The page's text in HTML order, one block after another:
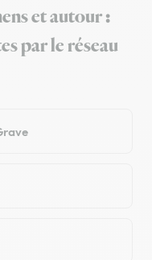
et autour :
par le réseau